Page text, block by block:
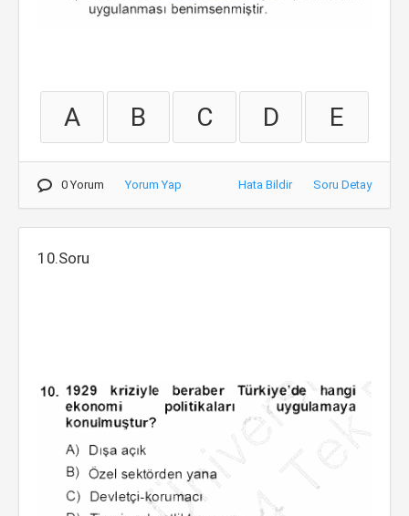
A B C D E
0 Yorum Yorum Yap Hata Bildir Soru Detay
10.Soru